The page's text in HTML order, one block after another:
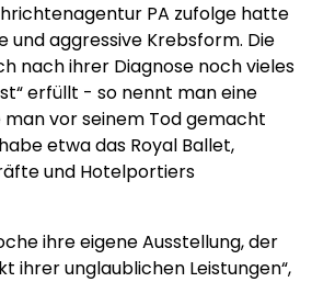
PA zufolge hatte
und aggressive Krebsform. Die
nach ihrer Diagnose noch vieles
erfüllt - so nennt man eine
man vor seinem Tod gemacht
etwa das Royal Ballet,
und Hotelportiers
ihre eigene Ausstellung, der
ihrer unglaublichen Leistungen“,